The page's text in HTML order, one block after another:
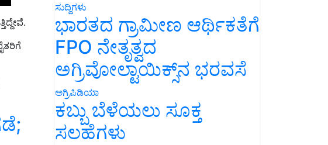
ಸುದ್ದಿಗಳು
ಭಾರತದ ಗ್ರಾಮೀಣ ಆರ್ಥಿಕತೆಗೆ
FPO ನೇತೃತ್ವದ
ಅಗ್ರಿವೋಲ್ಟಾಯಿಕ್ಸ್‌ನ ಭರವಸೆ
ಅಗ್ರಿಪಿಡಿಯಾ
ಕಬ್ಬು ಬೆಳೆಯಲು ಸೂಕ್ತ
ಸಲಹೆಗಳು